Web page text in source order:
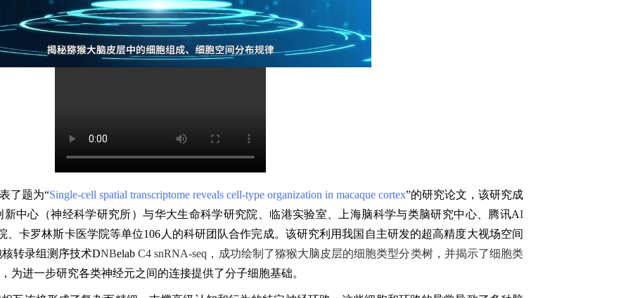
了题为“Single-cell spatial transcriptome reveals cell-type organization in macaque cortex”的研究论文， 该研究成
中心（神经科学研究所）与华大生命科学研究院、临港实验室 上海脑科学与类脑研究中心、腾讯AI
、卡罗林斯卡医学院等单位106人 的科研团队合作完成。该研究利 用我国自主研发的超高精度大视场空间
转录组测序技术DNBelab C4 snRNA-seq，成功绘制了猕猴大脑皮层的细胞类型分类树，并揭示了细胞类
为进一步研究各类神经元之间的连接提供了分子细胞基础。